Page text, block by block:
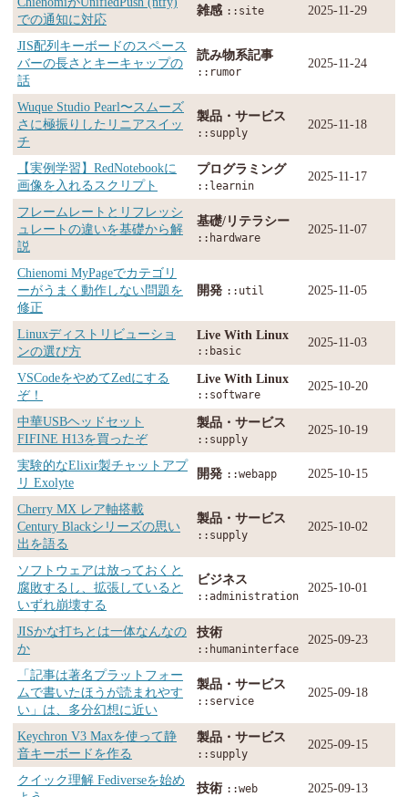
での通知に対応
雑感 ::site 2025-11-29
JIS配列キーボードのスペース
バーの長さとキーキャップの
話
読み物系記事
::rumor
2025-11-24
Wuque Studio Pearl〜スムーズ
さに極振りしたリニアスイッ
チ
製品・サービス
::supply
2025-11-18
【実例学習】RedNotebookに
画像を入れるスクリプト
プログラミング
::learnin
2025-11-17
フレームレートとリフレッシ
ュレートの違いを基礎から解
説
基礎/リテラシー
::hardware
2025-11-07
Chienomi MyPageでカテゴリ
ーがうまく動作しない問題を
修正
開発 ::util 2025-11-05
Linuxディストリビューショ
ンの選び方
Live With Linux
::basic
2025-11-03
VSCodeをやめてZedにする
ぞ！
Live With Linux
::software
2025-10-20
中華USBヘッドセット
FIFINE H13を買ったぞ
製品・サービス
::supply
2025-10-19
実験的なElixir製チャットアプ
リ Exolyte
開発 ::webapp 2025-10-15
Cherry MX レア軸搭載
Century Blackシリーズの思い
出を語る
製品・サービス
::supply
2025-10-02
ソフトウェアは放っておくと
腐敗するし、拡張していると
いずれ崩壊する
ビジネス
::administration
2025-10-01
JISかな打ちとは一体なんなの
か
技術
::humaninterface
2025-09-23
「記事は著名プラットフォー
ムで書いたほうが読まれやす
い」は、多分幻想に近い
製品・サービス
::service
2025-09-18
Keychron V3 Maxを使って静
音キーボードを作る
製品・サービス
::supply
2025-09-15
クイック理解 Fediverseを始め
技術 ::web 2025-09-13